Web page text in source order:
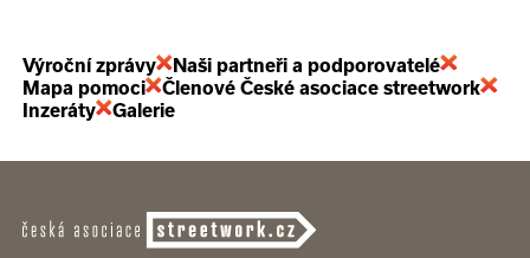
Výroční zprávy
Naši partneři a podporovatelé
Mapa pomoci
Členové České asociace streetwork
Inzeráty
Galerie